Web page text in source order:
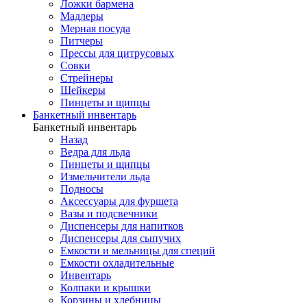
Ложки бармена
Мадлеры
Мерная посуда
Питчеры
Прессы для цитрусовых
Совки
Стрейнеры
Шейкеры
Пинцеты и щипцы
Банкетный инвентарь
Банкетный инвентарь
Назад
Ведра для льда
Пинцеты и щипцы
Измельчители льда
Подносы
Аксессуары для фуршета
Вазы и подсвечники
Диспенсеры для напитков
Диспенсеры для сыпучих
Емкости и мельницы для специй
Емкости охладительные
Инвентарь
Колпаки и крышки
Корзины и хлебницы